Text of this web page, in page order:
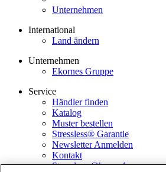
Unternehmen
International
Land ändern
Unternehmen
Ekornes Gruppe
Service
Händler finden
Katalog
Muster bestellen
Stressless® Garantie
Newsletter Anmelden
Kontakt
Stressless @home App